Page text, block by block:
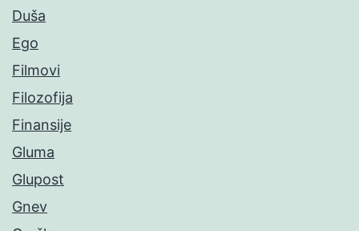
Duša
Ego
Filmovi
Filozofija
Finansije
Gluma
Glupost
Gnev